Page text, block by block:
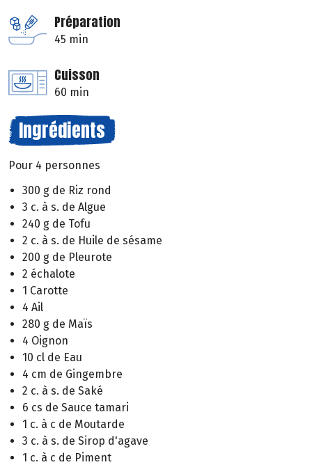
Préparation
45 min
Cuisson
60 min
Ingrédients
Pour 4 personnes
300 g de Riz rond
3 c. à s. de Algue
240 g de Tofu
2 c. à s. de Huile de sésame
200 g de Pleurote
2 échalote
1 Carotte
4 Ail
280 g de Maïs
4 Oignon
10 cl de Eau
4 cm de Gingembre
2 c. à s. de Saké
6 cs de Sauce tamari
1 c. à c de Moutarde
3 c. à s. de Sirop d'agave
1 c. à c de Piment